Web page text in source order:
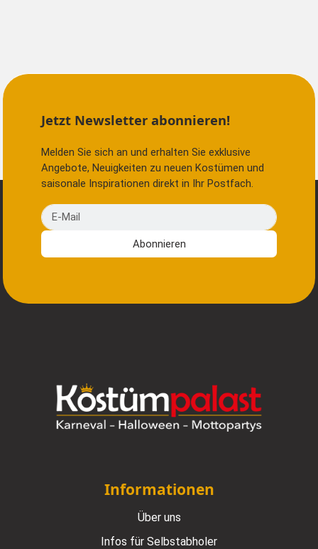
Jetzt Newsletter abonnieren!
Melden Sie sich an und erhalten Sie exklusive
Angebote, Neuigkeiten zu neuen Kostümen und
saisonale Inspirationen direkt in Ihr Postfach.
E-Mail
Abonnieren
Informationen
Über uns
Infos für Selbstabholer